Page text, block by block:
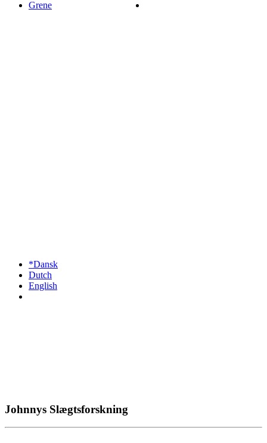
Grene
*Dansk
Dutch
English
Johnnys Slægtsforskning